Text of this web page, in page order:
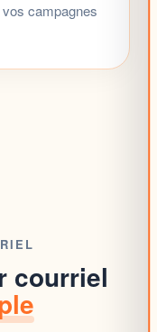
campagnes
courriel